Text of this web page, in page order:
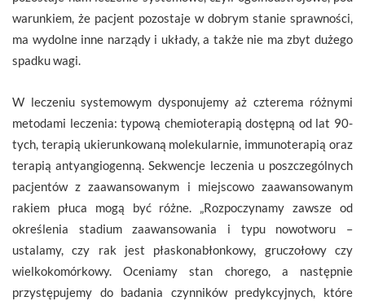
warunkiem, że pacjent pozostaje w dobrym stanie sprawności,
ma wydolne inne narządy i układy, a także nie ma zbyt dużego
spadku wagi.
W leczeniu systemowym dysponujemy aż czterema różnymi
metodami leczenia: typową chemioterapią dostępną od lat 90-
tych, terapią ukierunkowaną molekularnie, immunoterapią oraz
terapią antyangiogenną. Sekwencje leczenia u poszczególnych
pacjentów z zaawansowanym i miejscowo zaawansowanym
rakiem płuca mogą być różne. „Rozpoczynamy zawsze od
określenia stadium zaawansowania i typu nowotworu –
ustalamy, czy rak jest płaskonabłonkowy, gruczołowy czy
wielkokomórkowy. Oceniamy stan chorego, a następnie
przystępujemy do badania czynników predykcyjnych, które